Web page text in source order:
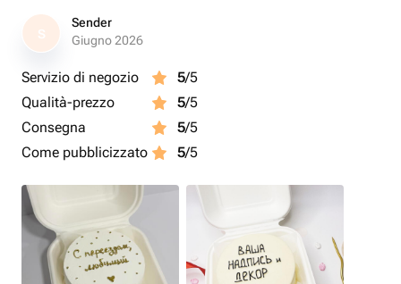
S
Sender
Giugno 2026
Servizio di negozio 5/5
Qualità-prezzo
5/5
Consegna
5/5
Come pubblicizzato
5/5